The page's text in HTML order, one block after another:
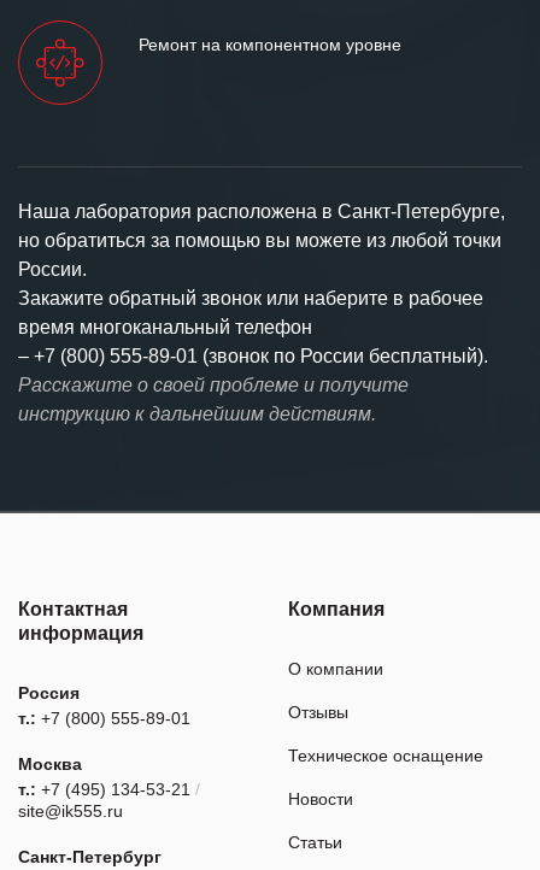
Ремонт на компонентном уровне
Наша лаборатория расположена в Санкт-Петербурге,
но обратиться за помощью вы можете из любой точки
России.
Закажите обратный звонок или наберите в рабочее
время многоканальный телефон
– +7 (800) 555-89-01 (звонок по России бесплатный).
Расскажите о своей проблеме и получите
инструкцию к дальнейшим действиям.
Контактная
информация
Россия
т.: +7 (800) 555-89-01
Москва
т.: +7 (495) 134-53-21 /
site@ik555.ru
Санкт-Петербург
Компания
О компании
Отзывы
Техническое оснащение
Новости
Статьи